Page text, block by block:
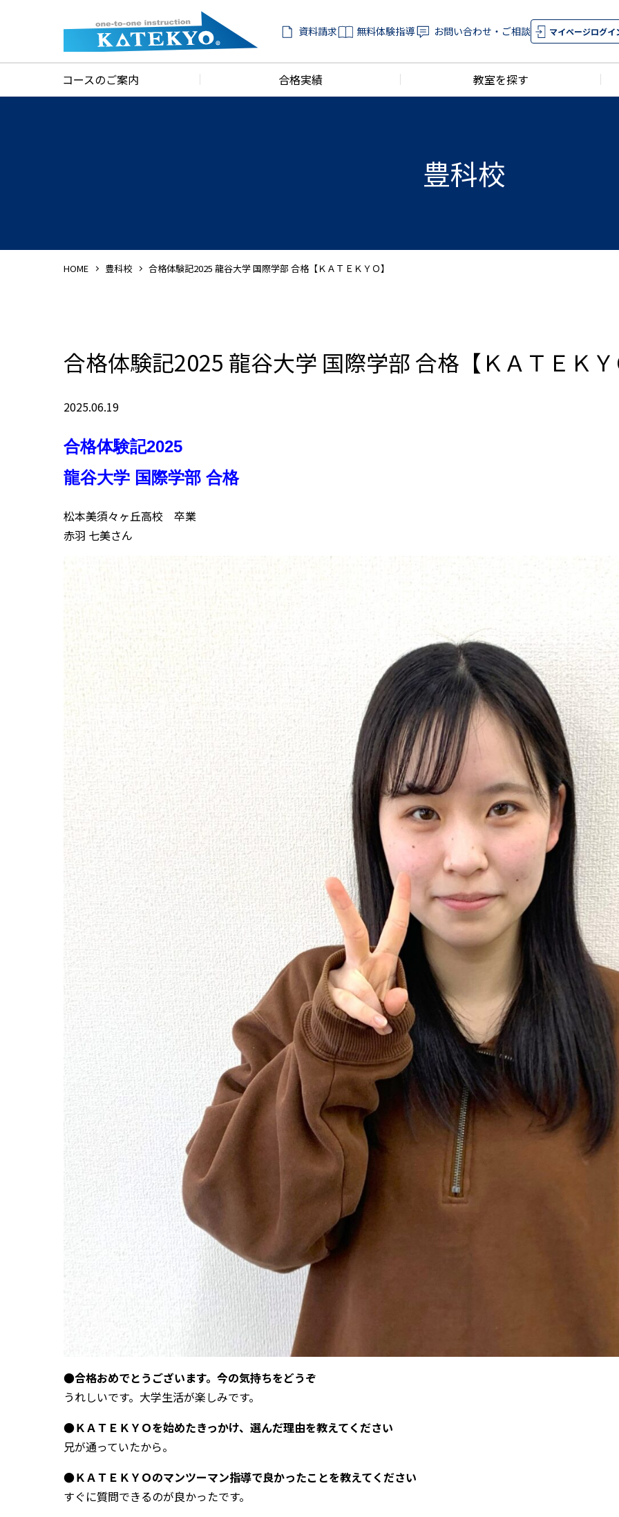
資料請求 無料体験指導 お問い合わせ・ご相談 マイページログイ
コースのご案内 合格実績 教室を探す
豊科校
HOME 豊科校 合格体験記2025 龍谷大学 国際学部 合格【ＫＡＴＥＫＹＯ】
合格体験記2025 龍谷大学 国際学部 合格【ＫＡＴＥＫ
2025.06.19
合格体験記2025
龍谷大学 国際学部 合格
松本美須々ヶ丘高校 卒業
赤羽 七美さん
●合格おめでとうございます。今の気持ちをどうぞ
うれしいです。大学生活が楽しみです。
●ＫＡＴＥＫＹＯを始めたきっかけ、選んだ理由を教えてください
兄が通っていたから。
●ＫＡＴＥＫＹＯのマンツーマン指導で良かったことを教えてください
すぐに質問できるのが良かったです。